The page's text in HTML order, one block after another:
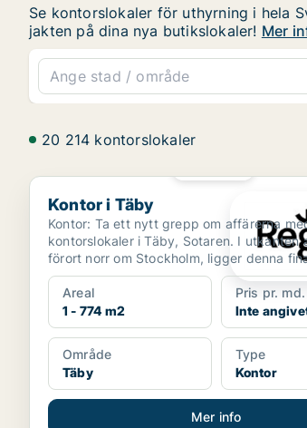
Se kontorslokaler för uthyrning i hela
jakten på dina nya butikslokaler! Mer
20 214 kontorslokaler
Kontor i Täby
Kontor i Täby
Kontor: Ta ett nytt grepp om affärerna
kontorslokaler i Täby, Sotaren. I utkanten
förort norr om Stockholm, ligger denna
Areal
1 - 774 m2
Pris pr. md.
Inte
Område
Täby
Type
Kontor
Mer info